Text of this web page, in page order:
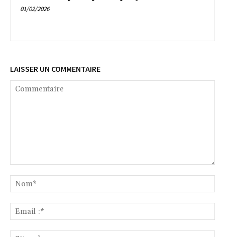
01/02/2026
LAISSER UN COMMENTAIRE
:*